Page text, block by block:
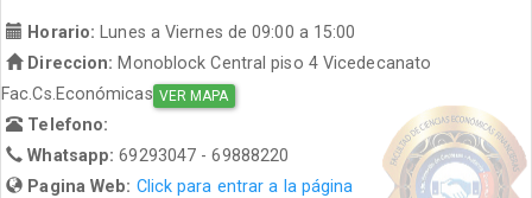
Horario: Lunes a Viernes de 09:00 a 15:00
Direccion: Monoblock Central piso 4 Vicedecanato
Fac.Cs.Económicas VER MAPA
Telefono:
Whatsapp:69293047 - 69888220
Pagina Web: Click para entrar a la página